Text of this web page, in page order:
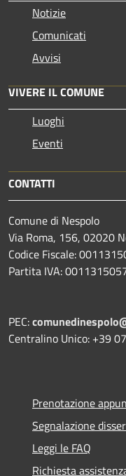
Notizie
Comunicati
Avvisi
VIVERE IL COMUNE
Luoghi
Eventi
CONTATTI
Comune di Nespolo
Via Roma, 156, 02020
Codice Fiscale:
Partita IVA:
PEC:
Centralino Unico: +39
Prenotazione
Segnalazione
Leggi le FAQ
Richiesta